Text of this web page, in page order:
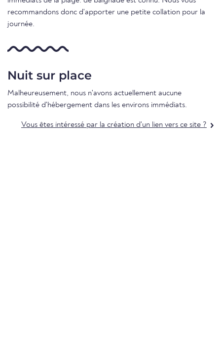
recommandons donc d'apporter une petite collation pour la
journée.
Nuit sur place
Malheureusement, nous n'avons actuellement aucune
possibilité d'hébergement dans les environs immédiats.
Vous êtes intéressé par la création d'un lien vers ce site ?